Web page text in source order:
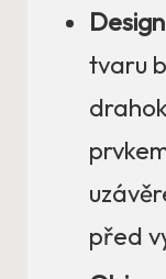
tvaru
před